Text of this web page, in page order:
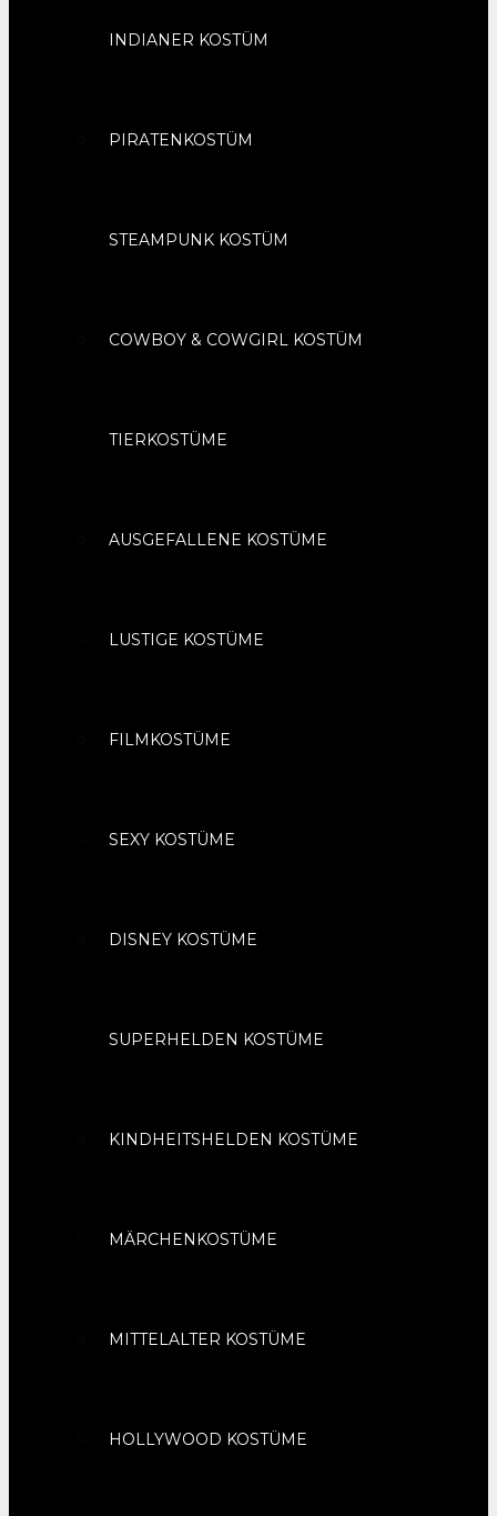
INDIANER KOSTÜM
PIRATENKOSTÜM
STEAMPUNK KOSTÜM
COWBOY & COWGIRL KOSTÜM
TIERKOSTÜME
AUSGEFALLENE KOSTÜME
LUSTIGE KOSTÜME
FILMKOSTÜME
SEXY KOSTÜME
DISNEY KOSTÜME
SUPERHELDEN KOSTÜME
KINDHEITSHELDEN KOSTÜME
MÄRCHENKOSTÜME
MITTELALTER KOSTÜME
HOLLYWOOD KOSTÜME